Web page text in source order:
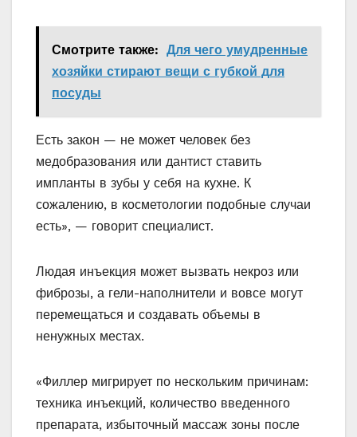
Смотрите также: Для чего умудренные
хозяйки стирают вещи с губкой для
посуды
Есть закон — не может человек без
медобразования или дантист ставить
импланты в зубы у себя на кухне. К
сожалению, в косметологии подобные случаи
есть», — говорит специалист.
Людая инъекция может вызвать некроз или
фиброзы, а гели-наполнители и вовсе могут
перемещаться и создавать объемы в
ненужных местах.
«Филлер мигрирует по нескольким причинам:
техника инъекций, количество введенного
препарата, избыточный массаж зоны после